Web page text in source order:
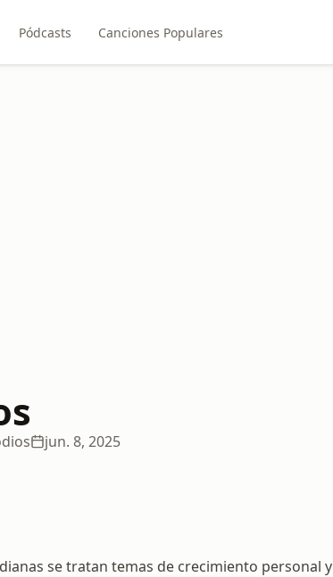
Pódcasts Canciones Populares
jun. 8, 2025
se tratan temas de crecimiento personal y